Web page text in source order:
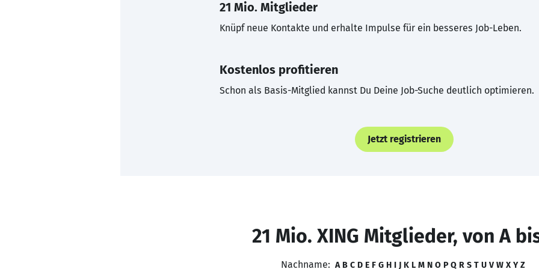
21 Mio. Mitglieder
Knüpf neue Kontakte und erhalte Impulse für ein besseres Job-Leben.
Kostenlos profitieren
Schon als Basis-Mitglied kannst Du Deine Job-Suche deutlich optimieren.
Jetzt registrieren
21 Mio. XING Mitglieder, von A
Nachname: A B C D E F G H I J K L M N O P Q R S T U V W X Y Z